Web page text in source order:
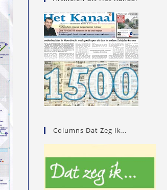
Columns Dat Zeg Ik…